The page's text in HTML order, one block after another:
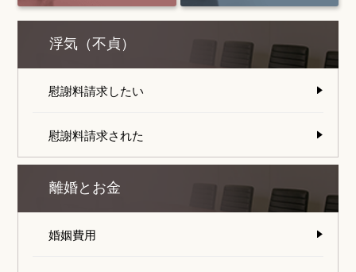
浮気（不貞）
慰謝料請求したい
慰謝料請求された
離婚とお金
婚姻費用